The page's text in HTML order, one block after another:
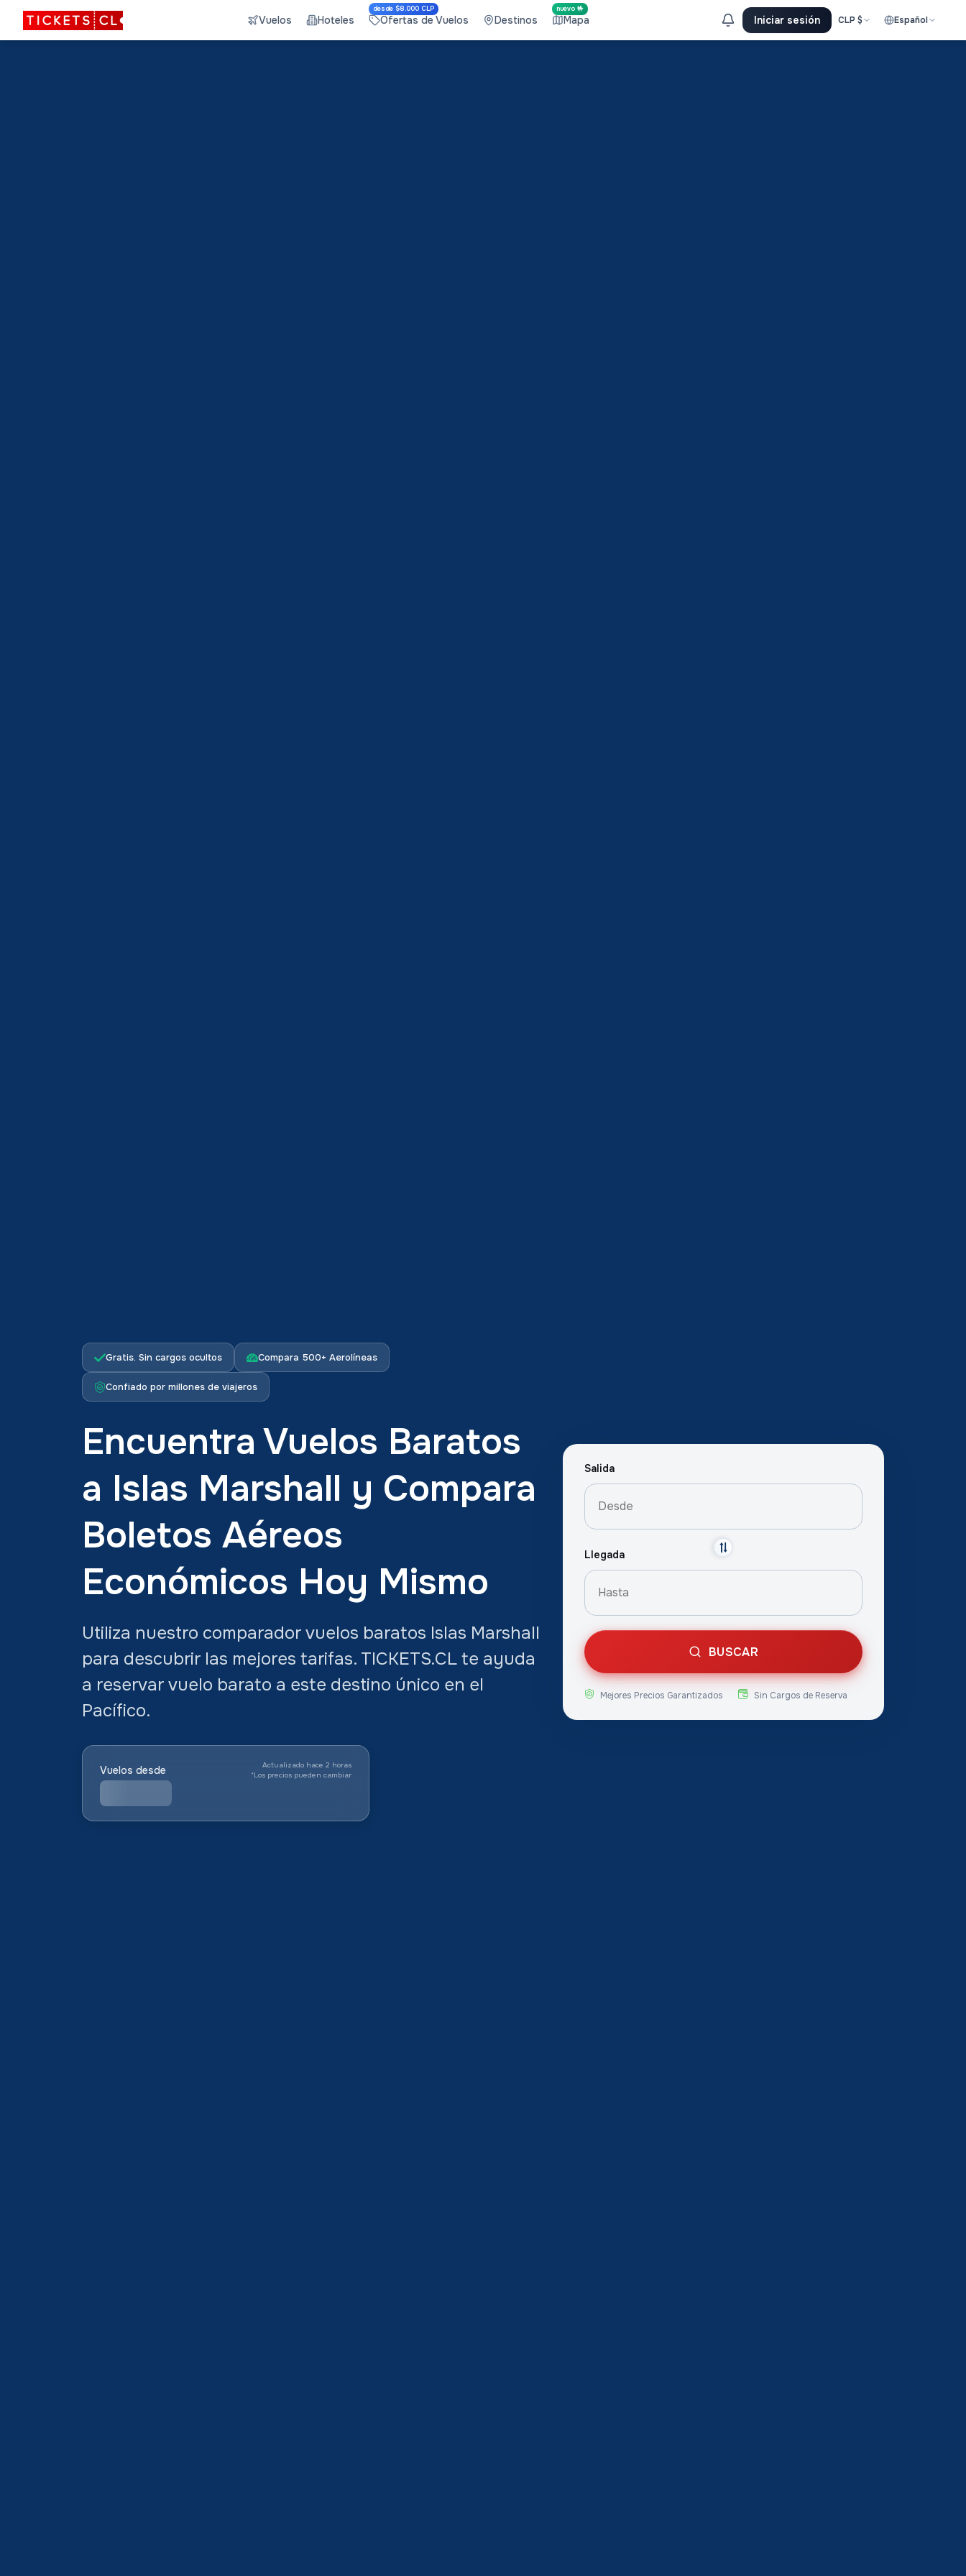
Vuelos Hoteles
desde $8.000 CLP
Ofertas de Vuelos Destinos
nuevo 🤟
Mapa Iniciar sesión CLP $ Español
Gratis. Sin cargos ocultos Compara 500+ Aerolíneas
Confiado por millones de viajeros
Encuentra Vuelos Baratos
a Islas Marshall y Compara
Boletos Aéreos
Económicos Hoy Mismo
Utiliza nuestro comparador vuelos baratos Islas Marshall
para descubrir las mejores tarifas. TICKETS.CL te ayuda
a reservar vuelo barato a este destino único en el
Pacífico.
Vuelos desde
Actualizado hace 2 horas
*Los precios pueden cambiar
Salida
Llegada
BUSCAR
Mejores Precios Garantizados Sin Cargos de Reserva